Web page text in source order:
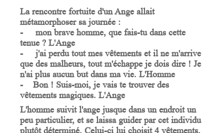
La rencontre fortuite d'un Ange allait
métamorphoser sa journée :
- mon brave homme, que fais-tu dans cette
tenue ? L'Ange
- j'ai perdu tout mes vêtements et il ne m'arrive
que des malheurs, tout m'échappe je dois dire ! Je
n'ai plus aucun but dans ma vie. L'Homme
- Bon ! Suis-moi, je vais te trouver des
vêtements magiques. L'Ange
L'homme suivit l'ange jusque dans un endroit un
peu particulier, et se laissa guider par cet individu
plutôt déterminé. Celui-ci lui choisit 4 vêtements,